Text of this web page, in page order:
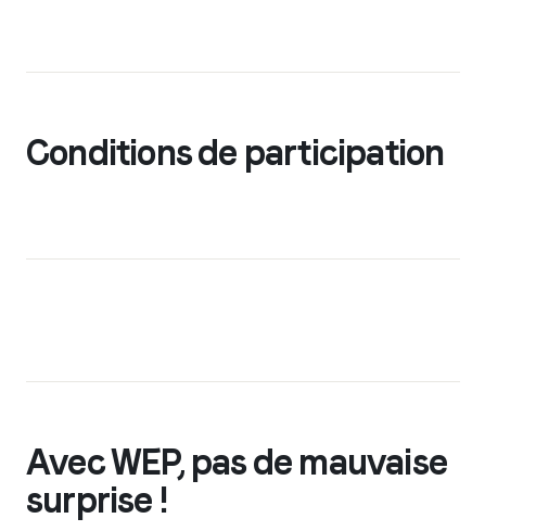
Conditions de participation
Avec WEP, pas de mauvaise
surprise !